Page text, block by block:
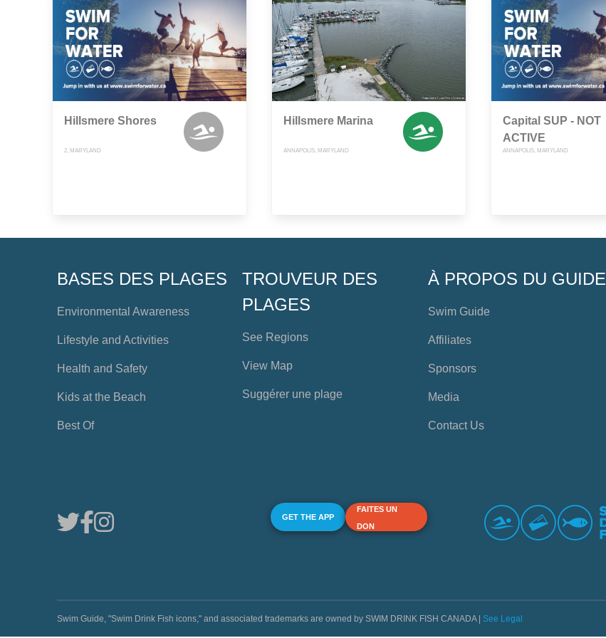
Hillsmere Shores
2, MARYLAND
Hillsmere Marina
ANNAPOLIS, MARYLAND
Capital SUP - NOT
ACTIVE
ANNAPOLIS, MARYLAND
BASES DES PLAGES
Environmental Awareness
Lifestyle and Activities
Health and Safety
Kids at the Beach
Best Of
TROUVEUR DES
PLAGES
See Regions
View Map
Suggérer une plage
À PROPOS DU GUIDE
Swim Guide
Affiliates
Sponsors
Media
Contact Us
GET THE APP
FAITES UN
DON
Swim Guide, "Swim Drink Fish icons," and associated trademarks are owned by SWIM DRINK FISH CANADA | See Legal